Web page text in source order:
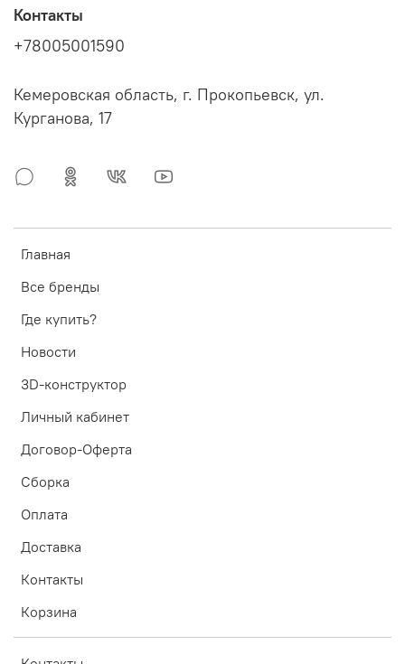
Главная
Все бренды
Где купить?
Новости
3D-конструктор
Личный кабинет
Договор-Оферта
Сборка
Оплата
Доставка
Контакты
Корзина
Контакты
+78005001590
Кемеровская область, г. Прокопьевск, ул.
Курганова, 17